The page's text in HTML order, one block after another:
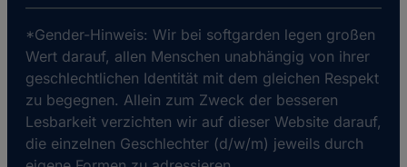
*Gender-Hinweis: Wir bei softgarden legen großen
Wert darauf, allen Menschen unabhängig von ihrer
geschlechtlichen Identität mit dem gleichen Respekt
zu begegnen. Allein zum Zweck der besseren
Lesbarkeit verzichten wir auf dieser Website darauf,
die einzelnen Geschlechter (d/w/m) jeweils durch